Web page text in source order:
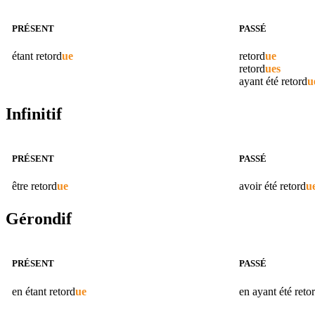
PRÉSENT
étant retordue
PASSÉ
retordue
retordues
ayant été retord
Infinitif
PRÉSENT
être retordue
PASSÉ
avoir été retord
Gérondif
PRÉSENT
en étant retordue
PASSÉ
en ayant été